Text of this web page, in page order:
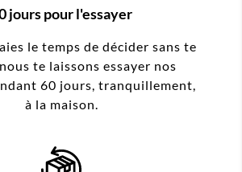
jours pour l'essayer
le temps de décider sans te
te laissons essayer nos
60 jours, tranquillement,
à la maison.